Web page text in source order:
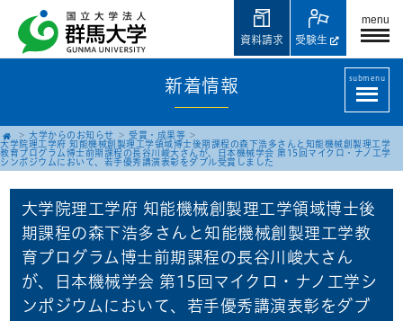
menu
受験生
資料請求
新着情報 submenu
大学からのお知らせ
受賞・成果等
大学院理工学府 知能機械創製理工学領域博士後期課程の森下浩多さんと知能機械創製理工学
教育プログラム博士前期課程の長谷川峻大さんが、日本機械学会 第15回マイクロ・ナノ工学
シンポジウムにおいて、若手優秀講演表彰をダブル受賞しました
大学院理工学府 知能機械創製理工学領域博士後
期課程の森下浩多さんと知能機械創製理工学教
育プログラム博士前期課程の長谷川峻大さん
が、日本機械学会 第15回マイクロ・ナノ工学シ
ンポジウムにおいて、若手優秀講演表彰をダブ